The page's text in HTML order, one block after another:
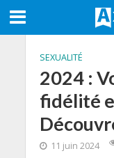
SEXUALITÉ
2024 :
fidélité
11 juin 2024